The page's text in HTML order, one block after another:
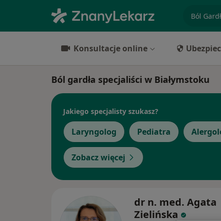
Konsultacje online
Ból gardła specjaliści w Białymstoku
Jakiego specjalisty szukasz?
Laryngolog Pediatra
Zobacz więcej
dr n. med. Agata
Zielińska